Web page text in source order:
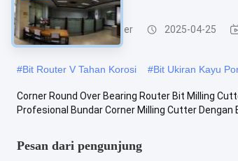
Membentuk Bit Router 2025-04-25
#Bit Router V Tahan Korosi #Bit Ukiran Kayu
Corner Round Over Bearing Router Bit Milling
Profesional Bundar Corner Milling Cutter Dengan
Pesan dari pengunjung